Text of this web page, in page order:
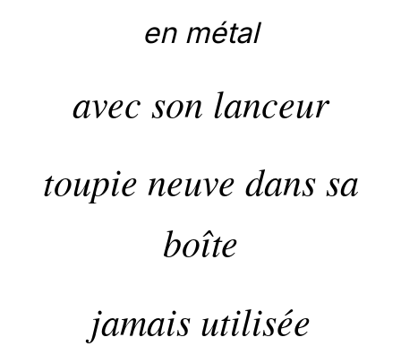
en métal
avec son lanceur
toupie neuve dans sa
boîte
jamais utilisée